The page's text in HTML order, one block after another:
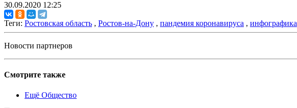
30.09.2020 12:25
Теги: Ростовская область , Ростов-на-Дону , пандемия коронавируса , инфографика
Новости партнеров
Смотрите также
Ещё Общество